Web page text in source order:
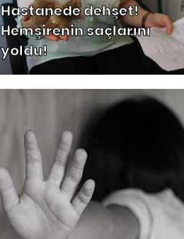
Hastanede dehşet!
Hemşirenin saçlarını
yoldu!